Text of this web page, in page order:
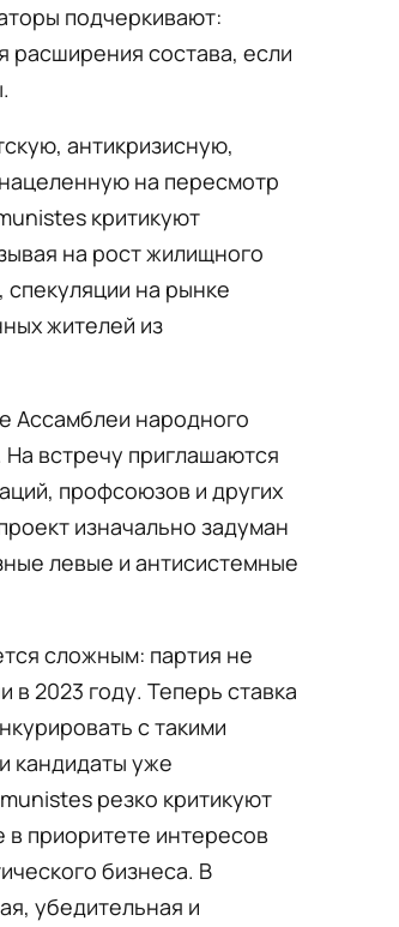
подчеркивают:
расширения состава, если
антикризисную,
на пересмотр
критикуют
на рост жилищного
спекуляции на рынке
жителей из
Ассамблеи народного
На встречу приглашаются
профсоюзов и других
изначально задуман
левые и антисистемные
сложным: партия не
в 2023 году. Теперь ставка
с такими
кандидаты уже
резко критикуют
приоритете интересов
бизнеса. В
убедительная и